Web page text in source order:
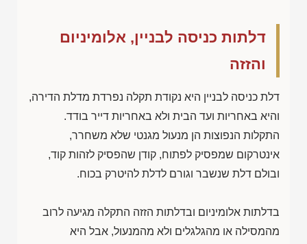
דלתות כניסה לבניין, אלומיניום
והזזה
דלת כניסה לבניין היא נקודת תקלה נפרדת מדלת הדירה,
והיא באחריות ועד הבית ולא באחריות דייר בודד.
התקלות הנפוצות הן מנעול מגנטי שלא משחרר,
אינטרקום שמפסיק לפתוח, קודן שהפסיק לזהות קוד,
ובולם דלת שנשבר וגורם לדלת להיטרק בכוח.
בדלתות אלומיניום ובדלתות הזזה התקלה מגיעה לרוב
מהמסילה או מהגלגלים ולא מהמנעול, אבל היא